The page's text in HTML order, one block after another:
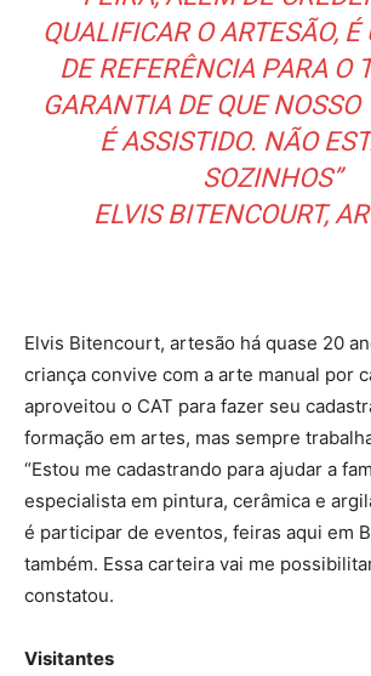
QUALIFICAR O ARTESÃO,
DE REFERÊNCIA PARA O
GARANTIA DE QUE
É ASSISTIDO. NÃO
SOZINHOS”
ELVIS BITENCOURT,
Elvis Bitencourt, artesão há quase 20
criança convive com a arte manual por
aproveitou o CAT para fazer seu
formação em artes, mas sempre
“Estou me cadastrando para ajudar a
especialista em pintura, cerâmica e
é participar de eventos, feiras aqui em
também. Essa carteira vai me
constatou.
Visitantes